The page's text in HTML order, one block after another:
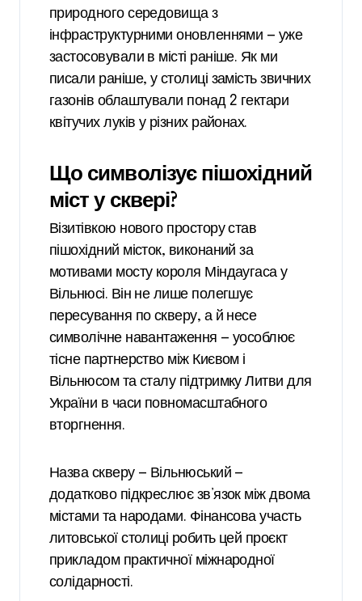
природного середовища з
інфраструктурними оновленнями — уже
застосовували в місті раніше. Як ми
писали раніше, у столиці замість звичних
газонів облаштували понад 2 гектари
квітучих луків у різних районах.
Що символізує пішохідний
міст у сквері?
Візитівкою нового простору став
пішохідний місток, виконаний за
мотивами мосту короля Міндаугаса у
Вільнюсі. Він не лише полегшує
пересування по скверу, а й несе
символічне навантаження — уособлює
тісне партнерство між Києвом і
Вільнюсом та сталу підтримку Литви для
України в часи повномасштабного
вторгнення.
Назва скверу — Вільнюський —
додатково підкреслює зв’язок між двома
містами та народами. Фінансова участь
литовської столиці робить цей проєкт
прикладом практичної міжнародної
солідарності.